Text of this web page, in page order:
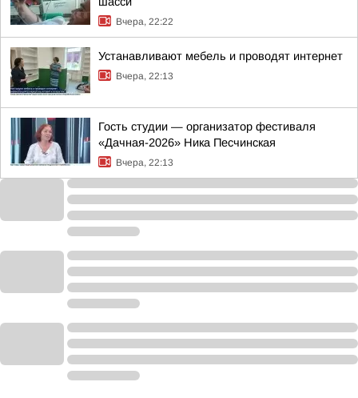
Вчера, 22:22
Устанавливают мебель и проводят интернет
Вчера, 22:13
Гость студии — организатор фестиваля
«Дачная-2026» Ника Песчинская
Вчера, 22:13